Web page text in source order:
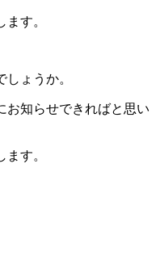
す。
ょうか。
お知らせできればと思い
す。